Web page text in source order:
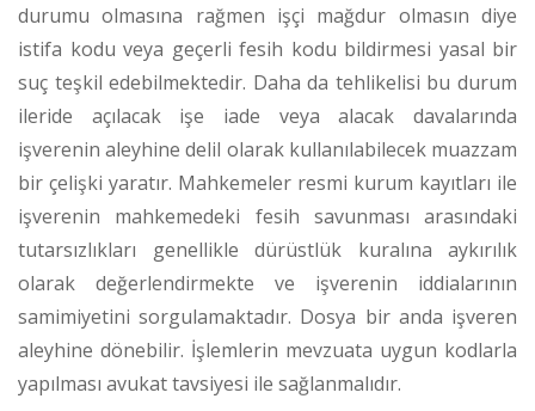
durumu olmasına rağmen işçi mağdur olmasın diye
istifa kodu veya geçerli fesih kodu bildirmesi yasal bir
suç teşkil edebilmektedir. Daha da tehlikelisi bu durum
ileride açılacak işe iade veya alacak davalarında
işverenin aleyhine delil olarak kullanılabilecek muazzam
bir çelişki yaratır. Mahkemeler resmi kurum kayıtları ile
işverenin mahkemedeki fesih savunması arasındaki
tutarsızlıkları genellikle dürüstlük kuralına aykırılık
olarak değerlendirmekte ve işverenin iddialarının
samimiyetini sorgulamaktadır. Dosya bir anda işveren
aleyhine dönebilir. İşlemlerin mevzuata uygun kodlarla
yapılması avukat tavsiyesi ile sağlanmalıdır.